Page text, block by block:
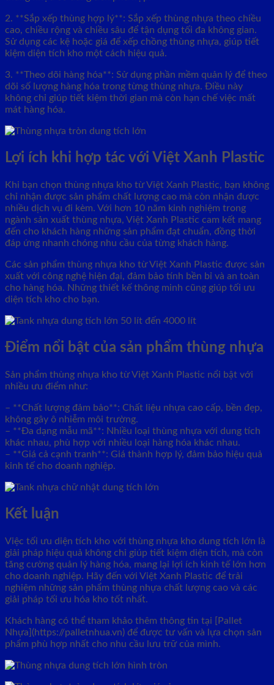
2. **Sắp xếp thùng hợp lý**: Sắp xếp thùng nhựa theo chiều
cao, chiều rộng và chiều sâu để tận dụng tối đa không gian.
Sử dụng các kệ hoặc giá để xếp chồng thùng nhựa, giúp tiết
kiệm diện tích kho một cách hiệu quả.
3. **Theo dõi hàng hóa**: Sử dụng phần mềm quản lý để theo
dõi số lượng hàng hóa trong từng thùng nhựa. Điều này
không chỉ giúp tiết kiệm thời gian mà còn hạn chế việc mất
mát hàng hóa.
Lợi ích khi hợp tác với Việt Xanh Plastic
Khi bạn chọn thùng nhựa kho từ Việt Xanh Plastic, bạn không
chỉ nhận được sản phẩm chất lượng cao mà còn nhận được
nhiều dịch vụ đi kèm. Với hơn 10 năm kinh nghiệm trong
ngành sản xuất thùng nhựa, Việt Xanh Plastic cam kết mang
đến cho khách hàng những sản phẩm đạt chuẩn, đồng thời
đáp ứng nhanh chóng nhu cầu của từng khách hàng.
Các sản phẩm thùng nhựa kho từ Việt Xanh Plastic được sản
xuất với công nghệ hiện đại, đảm bảo tính bền bỉ và an toàn
cho hàng hóa. Những thiết kế thông minh cũng giúp tối ưu
diện tích kho cho bạn.
Điểm nổi bật của sản phẩm thùng nhựa
Sản phẩm thùng nhựa kho từ Việt Xanh Plastic nổi bật với
nhiều ưu điểm như:
– **Chất lượng đảm bảo**: Chất liệu nhựa cao cấp, bền đẹp,
không gây ô nhiễm môi trường.
– **Đa dạng mẫu mã**: Nhiều loại thùng nhựa với dung tích
khác nhau, phù hợp với nhiều loại hàng hóa khác nhau.
– **Giá cả cạnh tranh**: Giá thành hợp lý, đảm bảo hiệu quả
kinh tế cho doanh nghiệp.
Kết luận
Việc tối ưu diện tích kho với thùng nhựa kho dung tích lớn là
giải pháp hiệu quả không chỉ giúp tiết kiệm diện tích, mà còn
tăng cường quản lý hàng hóa, mang lại lợi ích kinh tế lớn hơn
cho doanh nghiệp. Hãy đến với Việt Xanh Plastic để trải
nghiệm những sản phẩm thùng nhựa chất lượng cao và các
giải pháp tối ưu hóa kho tốt nhất.
Khách hàng có thể tham khảo thêm thông tin tại [Pallet
Nhựa](https://palletnhua.vn) để được tư vấn và lựa chọn sản
phẩm phù hợp nhất cho nhu cầu lưu trữ của mình.